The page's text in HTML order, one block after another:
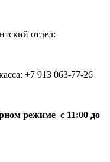
отдел:
+7 913 063-77-26
режиме с 11:00 до